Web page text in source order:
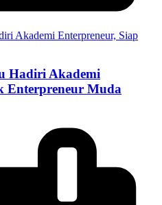
Hadiri Akademi
Enterpreneur Muda